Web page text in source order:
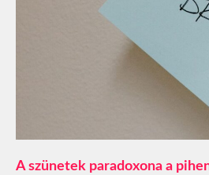
A szünetek paradoxona a